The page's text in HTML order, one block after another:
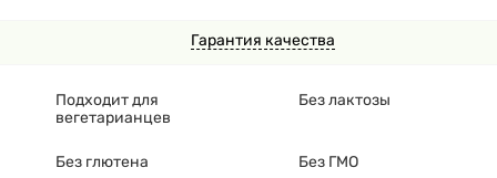
Гарантия качества
Подходит для
вегетарианцев
Без лактозы
Без глютена Без ГМО